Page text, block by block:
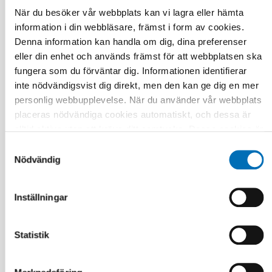
När du besöker vår webbplats kan vi lagra eller hämta
information i din webbläsare, främst i form av cookies.
Denna information kan handla om dig, dina preferenser
eller din enhet och används främst för att webbplatsen ska
fungera som du förväntar dig. Informationen identifierar
inte nödvändigsvist dig direkt, men den kan ge dig en mer
personlig webbupplevelse. När du använder vår webbplats
placeras nödvändiga cookies automatiskt, och dessa är
dess funktioner. Vi respekterar din integritet, och du kan
marknadsföring och oklassificerade) du vill acceptera.
Klicka på de olika kategorirubrikerna för att ta reda på mer
blockering av cookies kan påverka din upplevelse av
webbplatsen och de tjänster vi erbjuder. Om du har besökt
Nödvändig
Inställningar
Statistik
Measuring climate impacts of distance
spanning care